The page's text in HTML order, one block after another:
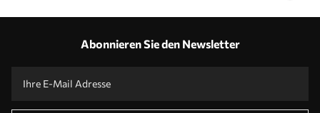
Abonnieren Sie den Newsletter